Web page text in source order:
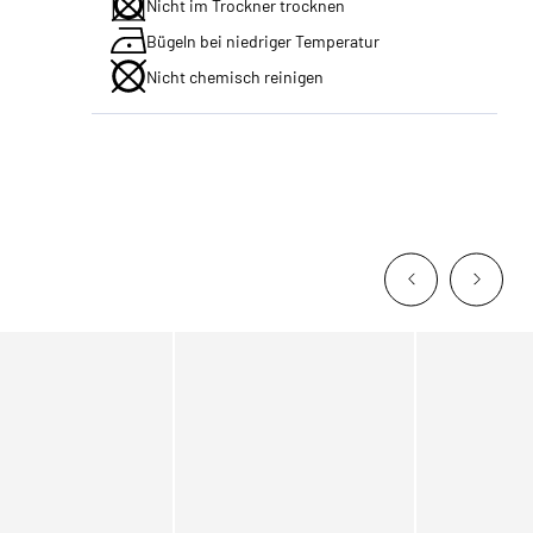
Nicht im Trockner trocknen
Bügeln bei niedriger Temperatur
Nicht chemisch reinigen